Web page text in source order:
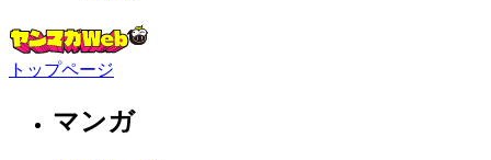
トップページ
マンガ